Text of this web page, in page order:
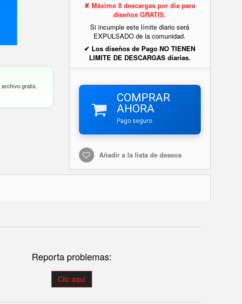
gratis.
✘ Máximo 8 descargas por día para
diseños GRATIS.
Si incumple este límite diario será
EXPULSADO de la comunidad.
✔ Los diseños de Pago NO TIENEN
LIMITE DE DESCARGAS diarias.
COMPRAR
AHORA
Pago seguro
Añadir a la lista de deseos
Reporta problemas:
Clic aquí